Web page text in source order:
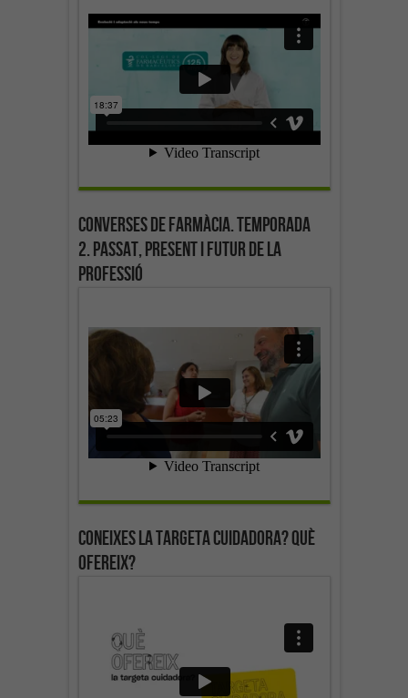
Converses de farmàcia. Temporada
2. Passat, present i futur de la
professió
Coneixes la targeta cuidadora? Què
ofereix?